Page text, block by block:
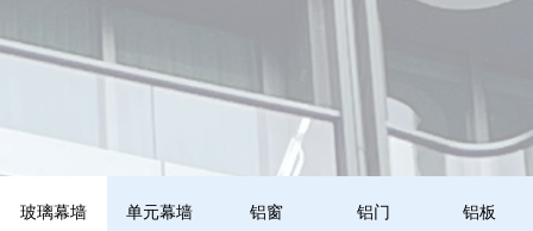
玻璃幕墙 单元幕墙 铝窗 铝门 铝板